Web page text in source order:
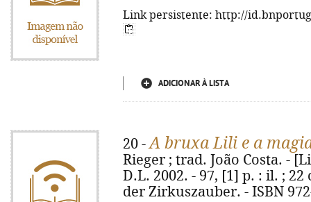
Link persistente: http://
ADICIONAR À LISTA
20 -A bruxa Lili e a
Rieger ; trad. João Costa. -
D.L. 2002. - 97, [1] p. : il. ;
der Zirkuszauber. - ISBN